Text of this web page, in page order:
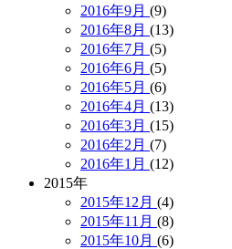
2016年9月 (9)
2016年8月 (13)
2016年7月 (5)
2016年6月 (5)
2016年5月 (6)
2016年4月 (13)
2016年3月 (15)
2016年2月 (7)
2016年1月 (12)
2015年
2015年12月 (4)
2015年11月 (8)
2015年10月 (6)